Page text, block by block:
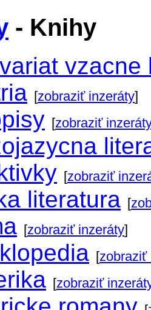
- Knihy
vzacne
[zobraziť inzeráty]
[zobraziť
[zobraziť
literatura [
[zobraziť inzeráty]
[zobraziť
[zobraziť